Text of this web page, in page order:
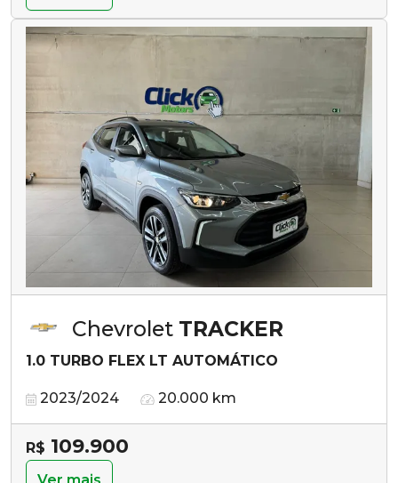
Chevrolet TRACKER
1.0 TURBO FLEX LT AUTOMÁTICO
2023/2024 20.000 km
R$ 109.900